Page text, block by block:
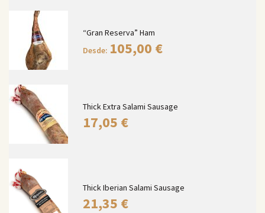
“Gran Reserva” Ham
Desde: 105,00 €
Thick Extra Salami Sausage
17,05 €
Thick Iberian Salami Sausage
21,35 €